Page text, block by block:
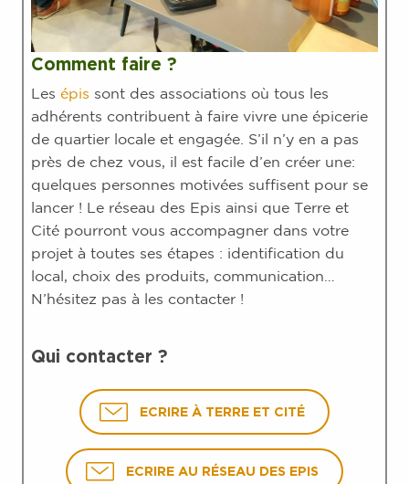
Comment faire ?
Les épis sont des associations où tous les
adhérents contribuent à faire vivre une épicerie
de quartier locale et engagée. S’il n’y en a pas
près de chez vous, il est facile d’en créer une:
quelques personnes motivées suffisent pour se
lancer ! Le réseau des Epis ainsi que Terre et
Cité pourront vous accompagner dans votre
projet à toutes ses étapes : identification du
local, choix des produits, communication…
N’hésitez pas à les contacter !
Qui contacter ?
ECRIRE À TERRE ET CITÉ
ECRIRE AU RÉSEAU DES EPIS